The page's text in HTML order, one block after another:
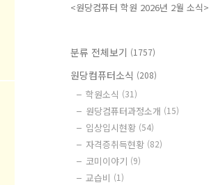
<원당컴퓨터 학원 2026년 2월 소식>
분류 전체보기 (1757)
원당컴퓨터소식 (208)
학원소식 (31)
원당컴퓨터과정소개 (15)
입상입시현황 (54)
자격증취득현황 (82)
코미이야기 (9)
교습비 (1)